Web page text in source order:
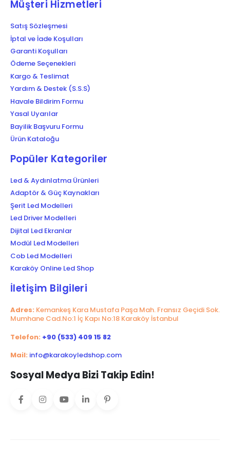
Müşteri Hizmetleri
Satış Sözleşmesi
İptal ve İade Koşulları
Garanti Koşulları
Ödeme Seçenekleri
Kargo & Teslimat
Yardım & Destek (S.S.S)
Havale Bildirim Formu
Yasal Uyarılar
Bayilik Başvuru Formu
Ürün Kataloğu
Popüler Kategoriler
Led & Aydınlatma Ürünleri
Adaptör & Güç Kaynakları
Şerit Led Modelleri
Led Driver Modelleri
Dijital Led Ekranlar
Modül Led Modelleri
Cob Led Modelleri
Karaköy Online Led Shop
İletişim Bilgileri
Adres: Kemankeş Kara Mustafa Paşa Mah. Fransız Geçidi Sok.
Mumhane Cad.No:1 İç Kapı No:18 Karaköy İstanbul
Telefon: +90 (533) 409 15 82
Mail: info@karakoyledshop.com
Sosyal Medya Bizi Takip Edin!